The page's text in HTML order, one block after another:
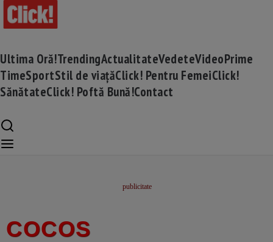
Ultima Oră!TrendingActualitateVedeteVideoPrime
TimeSportStil de viațăClick! Pentru FemeiClick!
SănătateClick! Poftă Bună!Contact
COCOS